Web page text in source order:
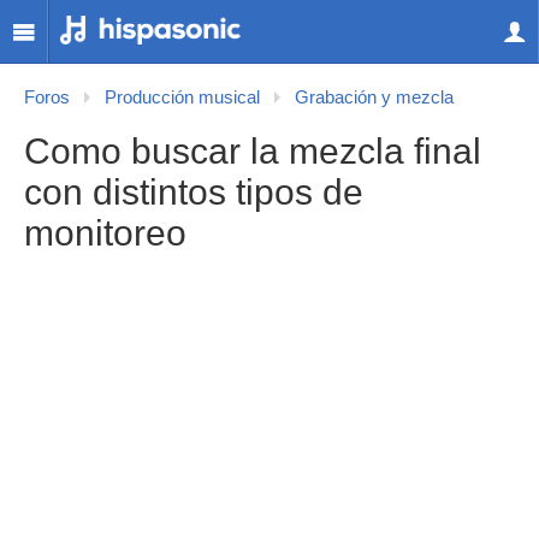
Foros Producción musical Grabación y mezcla
Como buscar la mezcla final
con distintos tipos de
monitoreo